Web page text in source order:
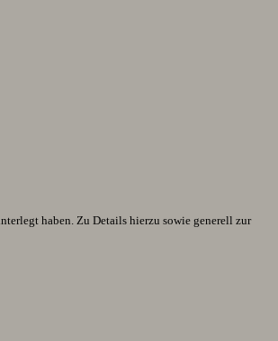
haben. Zu Details hierzu sowie generell zur